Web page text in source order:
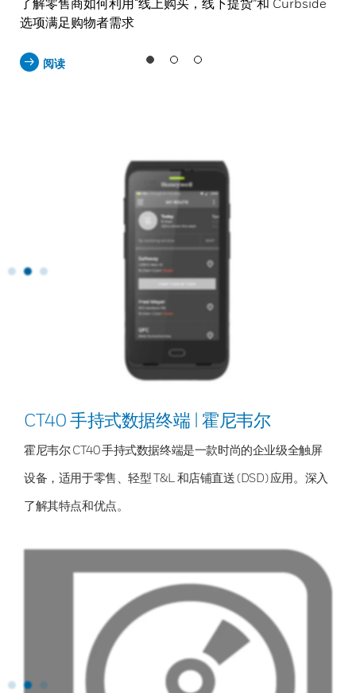
选项满足购物者需求
阅读
CT40 手持式数据终端 | 霍尼韦尔
霍尼韦尔 CT40 手持式数据终端是一款时尚的企业级全触屏
设备，适用于零售、轻型 T&L 和店铺直送 (DSD) 应用。深入
了解其特点和优点。